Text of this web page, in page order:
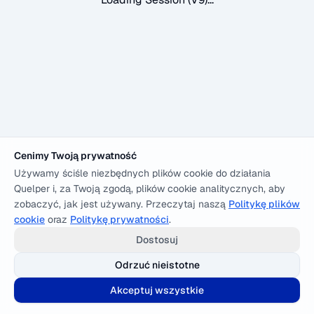
Cenimy Twoją prywatność
Używamy ściśle niezbędnych plików cookie do działania
Quelper i, za Twoją zgodą, plików cookie analitycznych, aby
zobaczyć, jak jest używany. Przeczytaj naszą Politykę plików
cookie oraz Politykę prywatności.
Dostosuj
Odrzuć nieistotne
Akceptuj wszystkie